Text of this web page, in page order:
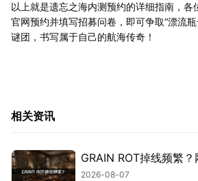
以上就是遗忘之海内测预约的详细指南，各
官网预约并填写招募问卷，即可争取“漂流
谜团，书写属于自己的航海传奇！
相关资讯
GRAIN ROT掉线频繁？
2026-08-07